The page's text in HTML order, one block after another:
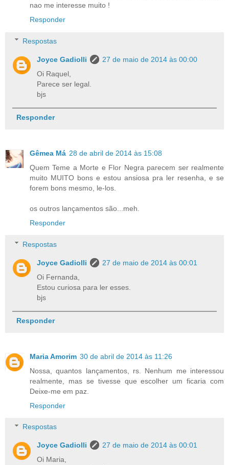
nao me interesse muito !
Responder
Respostas
Joyce Gadiolli
27 de maio de 2014 às 00:00
Oi Raquel,
Parece ser legal.
bjs
Responder
Gêmea Má 28 de abril de 2014 às 15:08
Quem Teme a Morte e Flor Negra parecem ser realmente
muito MUITO bons e estou ansiosa pra ler resenha, e se
forem bons mesmo, le-los.
os outros lançamentos são...meh.
Responder
Respostas
Joyce Gadiolli
27 de maio de 2014 às 00:01
Oi Fernanda,
Estou curiosa para ler esses.
bjs
Responder
Maria Amorim 30 de abril de 2014 às 11:26
Nossa, quantos lançamentos, rs. Nenhum me interessou
realmente, mas se tivesse que escolher um ficaria com
Deixe-me em paz.
Responder
Respostas
Joyce Gadiolli
27 de maio de 2014 às 00:01
Oi Maria,